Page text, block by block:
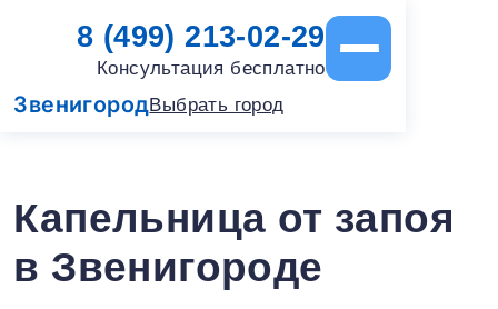
ЗвенигородВыбрать город
8 (499) 213-02-29
Консультация бесплатно
Капельница от запоя
в Звенигороде